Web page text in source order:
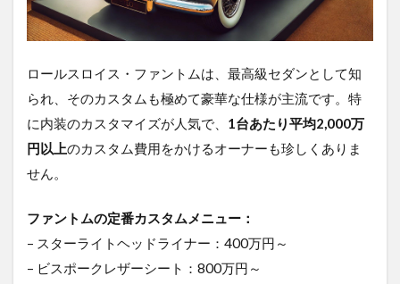
ロールスロイス・ファントムは、最高級セダンとして知
られ、そのカスタムも極めて豪華な仕様が主流です。特
に内装のカスタマイズが人気で、 1台あたり平均2,000万
円以上のカスタム費用をかけるオーナーも珍しくありま
せん。
ファントムの定番カスタムメニュー：
– スターライトヘッドライナー：400万円～
– ビスポークレザーシート：800万円～